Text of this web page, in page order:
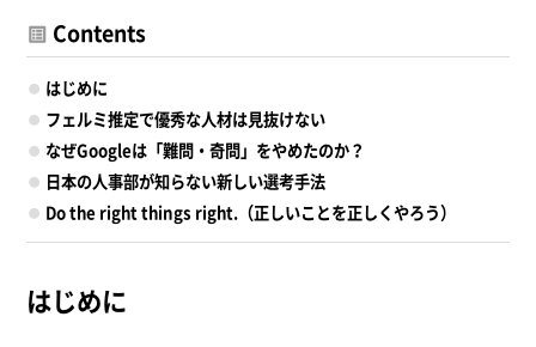
Contents
はじめに
フェルミ推定で優秀な人材は見抜けない
なぜGoogleは「難問・奇問」をやめたのか？
日本の人事部が知らない新しい選考手法
Do the right things right.（正しいことを正しくやろう）
はじめに